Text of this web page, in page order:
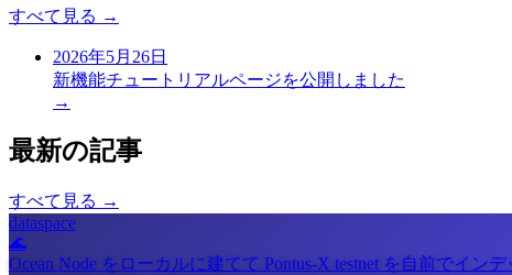
すべて見る →
2026年5月26日
新機能チュートリアルページを公開しました
→
最新の記事
すべて見る →
dataspace
🌊
Ocean Node をローカルに建てて Pontus-X testnet を自前でイン